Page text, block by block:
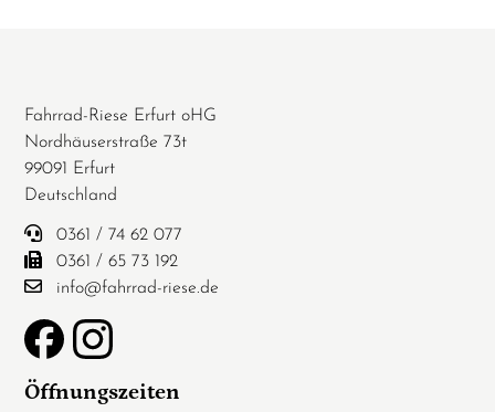
Fahrrad-Riese Erfurt oHG
Nordhäuserstraße 73t
99091 Erfurt
Deutschland
0361 / 74 62 077
0361 / 65 73 192
info@fahrrad-riese.de
Öffnungszeiten